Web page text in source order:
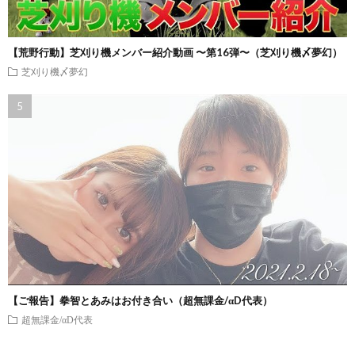
【荒野行動】芝刈り機メンバー紹介動画 〜第16弾〜（芝刈り機〆夢幻）
芝刈り機〆夢幻
【ご報告】拳智とあみはお付き合い（超無課金/αD代表）
超無課金/αD代表